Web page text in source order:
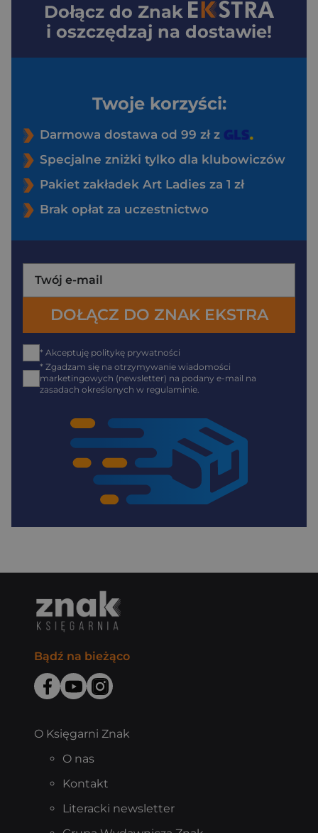
Dołącz do Znak
i oszczędzaj na dostawie!
Twoje korzyści:
Darmowa dostawa od 99 zł z
Specjalne zniżki tylko dla klubowiczów
Pakiet zakładek Art Ladies za 1 zł
Brak opłat za uczestnictwo
* Akceptuję politykę prywatności
* Zgadzam się na otrzymywanie wiadomości
marketingowych (newsletter) na podany e-mail na
zasadach określonych w regulaminie.
Bądź na bieżąco
O Księgarni Znak
O nas
Kontakt
Literacki newsletter